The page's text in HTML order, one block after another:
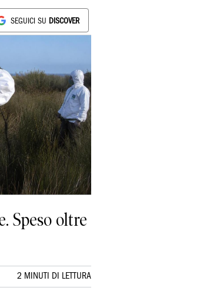
SEGUICI SU DISCOVER
Speso oltre
2 MINUTI DI LETTURA